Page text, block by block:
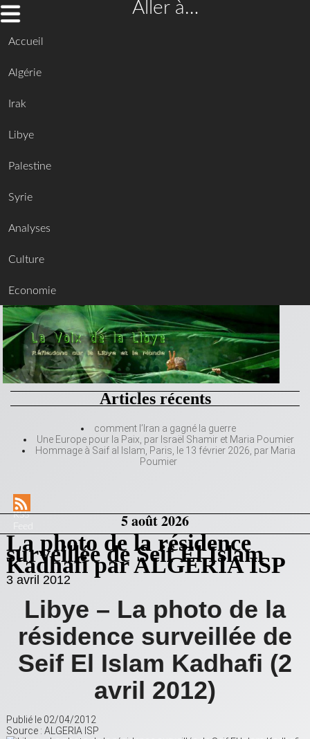
Aller à…
Accueil
Algérie
Irak
Libye
Palestine
Syrie
Analyses
Culture
Economie
Articles récents
comment l’Iran a gagné la guerre
Une Europe pour la Paix, par Israël Shamir et Maria Poumier
Hommage à Saif al Islam, Paris, le 13 février 2026, par Maria
Poumier
RSS
5 août 2026
La photo de la résidence
surveillée de Seif El Islam
Kadhafi par ALGERIA ISP
3 avril 2012
Libye – La photo de la
résidence surveillée de
Seif El Islam Kadhafi (2
avril 2012)
Publié le 02/04/2012
Source : ALGERIA ISP